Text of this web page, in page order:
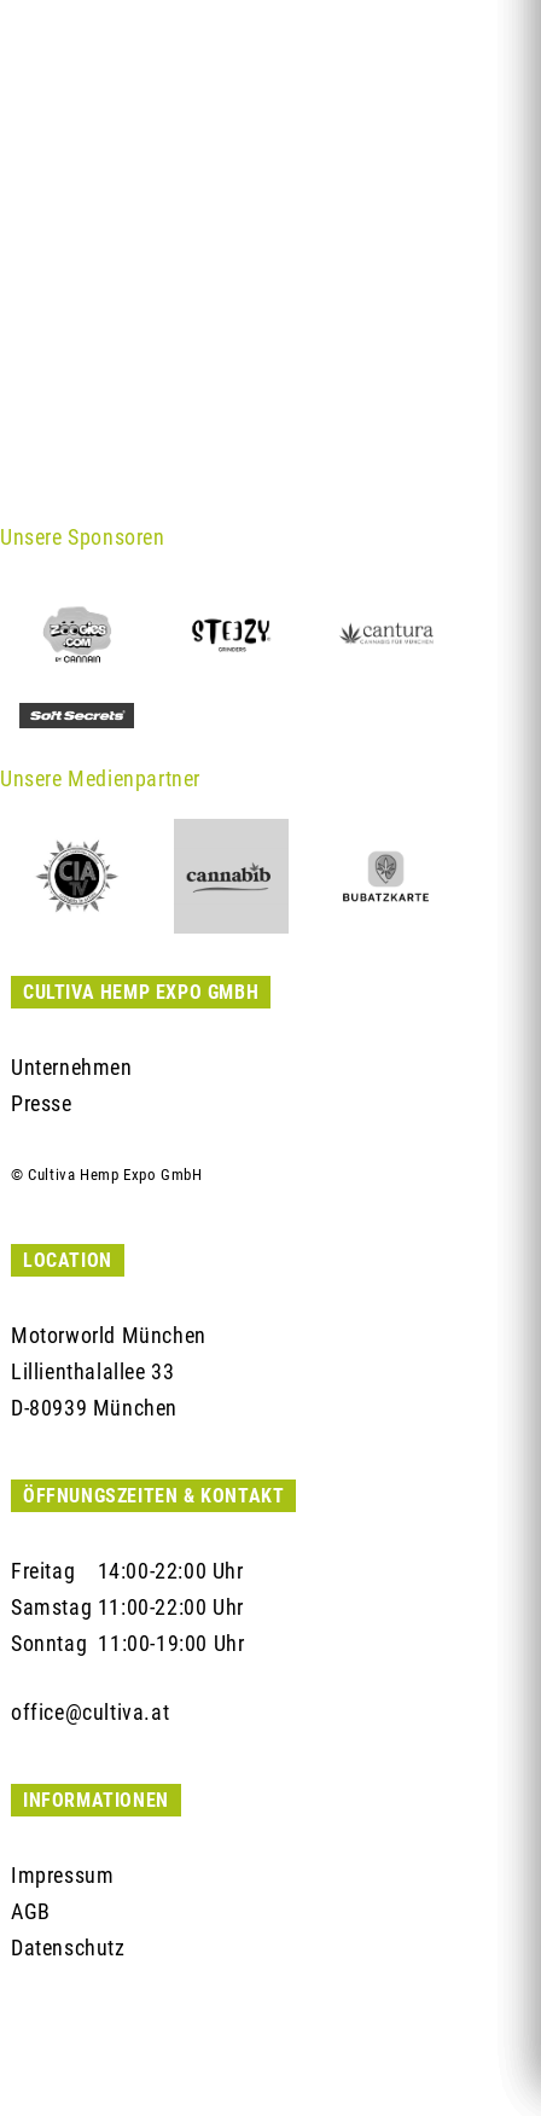
Unsere Sponsoren
Unsere Medienpartner
CULTIVA HEMP EXPO GMBH
Unternehmen
Presse
© Cultiva Hemp Expo GmbH
LOCATION
Motorworld München
Lillienthalallee 33
D-80939 München
ÖFFNUNGSZEITEN & KONTAKT
Freitag 14:00-22:00 Uhr
Samstag 11:00-22:00 Uhr
Sonntag 11:00-19:00 Uhr
office@cultiva.at
INFORMATIONEN
Impressum
AGB
Datenschutz